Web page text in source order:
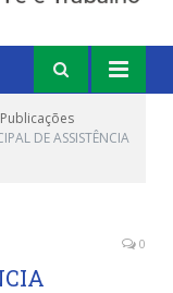
DE ASSISTÊNCIA
0